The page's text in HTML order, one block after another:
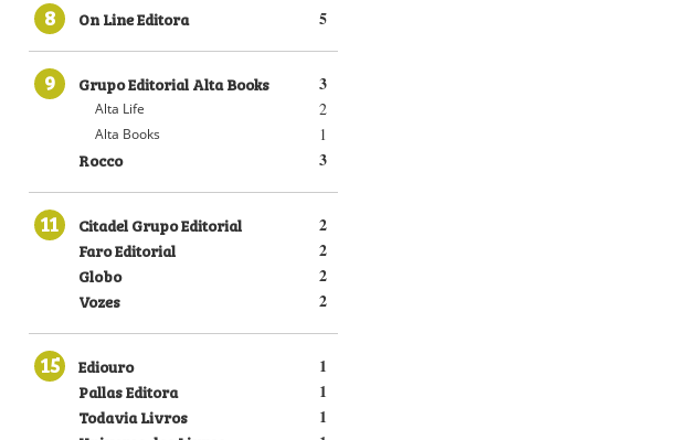
8 5
On Line Editora
9 3
Grupo Editorial Alta Books
2
Alta Life
1
Alta Books
3
Rocco
11 2
Citadel Grupo Editorial
2
Faro Editorial
2
Globo
2
Vozes
15 1
Ediouro
1
Pallas Editora
1
Todavia Livros